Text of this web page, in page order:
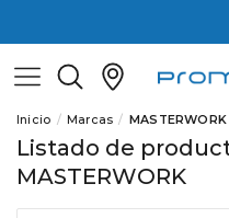
Inicio Marcas MASTERWORK
Listado de
MASTERWORK